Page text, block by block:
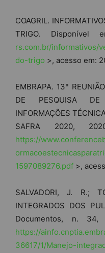
COAGRIL.
TRIGO.
rs.com.br/informativos/
do-trigo >, acesso em:
EMBRAPA. 13°
DE PESQUISA
INFORMAÇÕES
SAFRA 2020,
https://
1597089276.pdf >,
SALVADORI, J. R.;
INTEGRADOS DOS
Documentos, n.
https://
36617/1/Manejo-